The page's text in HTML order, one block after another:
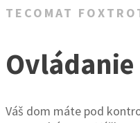
TECOMAT
Ovládanie
Váš dom máte pod